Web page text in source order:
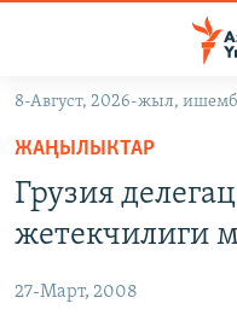
Навигацияга
өтүңүз
Издөөгө
салыңызКЫРГЫЗСТАН
ЭКОНОМИКА
ДҮЙНӨ
БОРБОР АЗИЯ
АТАЙЫН ИЛИКТӨӨ
8-Август, 2026-жыл,
ЖАҢЫЛЫКТАР
Грузия
жетекчилиги
27-Март, 2008